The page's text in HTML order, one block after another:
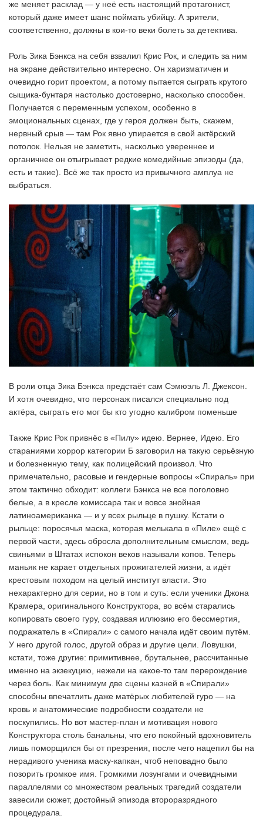
же меняет расклад — у неё есть настоящий протагонист,
который даже имеет шанс поймать убийцу. А зрители,
соответственно, должны в кои-то веки болеть за детектива.
Роль Зика Бэнкса на себя взвалил Крис Рок, и следить за ним
на экране действительно интересно. Он харизматичен и
очевидно горит проектом, а потому пытается сыграть крутого
сыщика-бунтаря настолько достоверно, насколько способен.
Получается с переменным успехом, особенно в
эмоциональных сценах, где у героя должен быть, скажем,
нервный срыв — там Рок явно упирается в свой актёрский
потолок. Нельзя не заметить, насколько увереннее и
органичнее он отыгрывает редкие комедийные эпизоды (да,
есть и такие). Всё же так просто из привычного амплуа не
выбраться.
В роли отца Зика Бэнкса предстаёт сам Сэмюэль Л. Джексон.
И хотя очевидно, что персонаж писался специально под
актёра, сыграть его мог бы кто угодно калибром поменьше
Также Крис Рок привнёс в «Пилу» идею. Вернее, Идею. Его
стараниями хоррор категории Б заговорил на такую серьёзную
и болезненную тему, как полицейский произвол. Что
примечательно, расовые и гендерные вопросы «Спираль» при
этом тактично обходит: коллеги Бэнкса не все поголовно
белые, а в кресле комиссара так и вовсе знойная
латиноамериканка — и у всех рыльце в пушку. Кстати о
рыльце: поросячья маска, которая мелькала в «Пиле» ещё с
первой части, здесь обросла дополнительным смыслом, ведь
свиньями в Штатах испокон веков называли копов. Теперь
маньяк не карает отдельных прожигателей жизни, а идёт
крестовым походом на целый институт власти. Это
нехарактерно для серии, но в том и суть: если ученики Джона
Крамера, оригинального Конструктора, во всём старались
копировать своего гуру, создавая иллюзию его бессмертия,
подражатель в «Спирали» с самого начала идёт своим путём.
У него другой голос, другой образ и другие цели. Ловушки,
кстати, тоже другие: примитивнее, брутальнее, рассчитанные
именно на экзекуцию, нежели на какое-то там перерождение
через боль. Как минимум две сцены казней в «Спирали»
способны впечатлить даже матёрых любителей гуро — на
кровь и анатомические подробности создатели не
поскупились. Но вот мастер-план и мотивация нового
Конструктора столь банальны, что его покойный вдохновитель
лишь поморщился бы от презрения, после чего нацепил бы на
нерадивого ученика маску-капкан, чтоб неповадно было
позорить громкое имя. Громкими лозунгами и очевидными
параллелями со множеством реальных трагедий создатели
завесили сюжет, достойный эпизода второразрядного
процедурала.